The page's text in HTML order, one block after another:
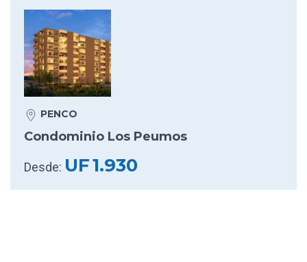
PENCO
Condominio Los Peumos
Desde: UF1.930